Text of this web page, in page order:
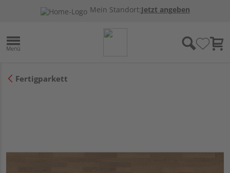
Mein Standort:Jetzt angeben
Fertigparkett